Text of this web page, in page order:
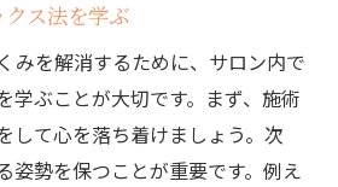
ス法を学ぶ
みを解消するために、サロン内で
学ぶことが大切です。まず、施術
して心を落ち着けましょう。次
姿勢を保つことが重要です。例え